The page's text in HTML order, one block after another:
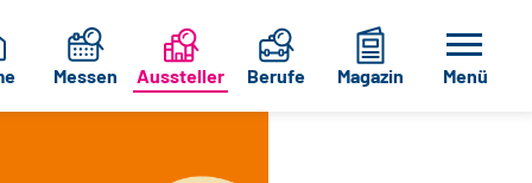
Messen Aussteller Berufe Magazin Menü